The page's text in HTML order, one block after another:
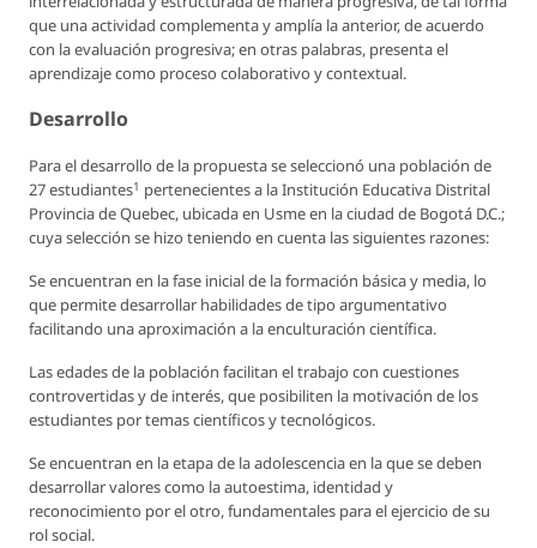
que una actividad complementa y amplía la anterior, de acuerdo
con la evaluación progresiva; en otras palabras, presenta el
aprendizaje como proceso colaborativo y contextual.
Desarrollo
Para el desarrollo de la propuesta se seleccionó una población de
27 estudiantes1 pertenecientes a la Institución Educativa Distrital
Provincia de Quebec, ubicada en Usme en la ciudad de Bogotá D.C.;
cuya selección se hizo teniendo en cuenta las siguientes razones:
Se encuentran en la fase inicial de la formación básica y media, lo
que permite desarrollar habilidades de tipo argumentativo
facilitando una aproximación a la enculturación científica.
Las edades de la población facilitan el trabajo con cuestiones
controvertidas y de interés, que posibiliten la motivación de los
estudiantes por temas científicos y tecnológicos.
Se encuentran en la etapa de la adolescencia en la que se deben
desarrollar valores como la autoestima, identidad y
reconocimiento por el otro, fundamentales para el ejercicio de su
rol social.